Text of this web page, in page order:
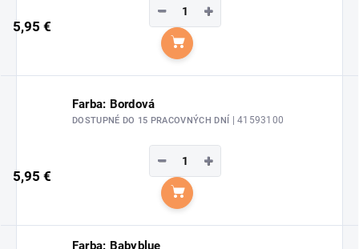
5,95 €
+
−
Do košíka
Farba: Bordová
DOSTUPNÉ DO 15 PRACOVNÝCH DNÍ | 41593100
5,95 €
+
−
Do košíka
Farba: Babyblue